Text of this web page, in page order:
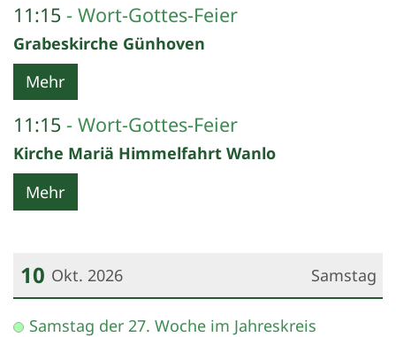
11:15 Wort-Gottes-Feier
Grabeskirche Günhoven
Mehr
11:15 Wort-Gottes-Feier
Kirche Mariä Himmelfahrt Wanlo
Mehr
Samstag
10 Okt. 2026
Datum: 10. Oktober 2026
Samstag der 27. Woche im Jahreskreis